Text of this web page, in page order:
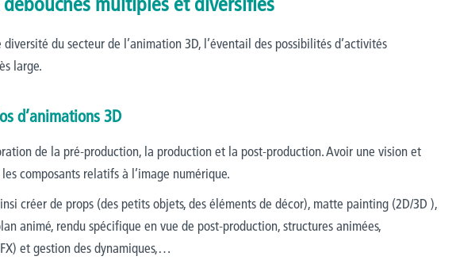
du secteur de l’animation 3D, l’éventail des possibilités d’activités
large.
d’animations 3D
de la pré-production, la production et la post-production. Avoir une vision et
composants relatifs à l’image numérique.
créer de props (des petits objets, des éléments de décor), matte painting (2D/3D ),
animé, rendu spécifique en vue de post-production, structures animées,
et gestion des dynamiques,…